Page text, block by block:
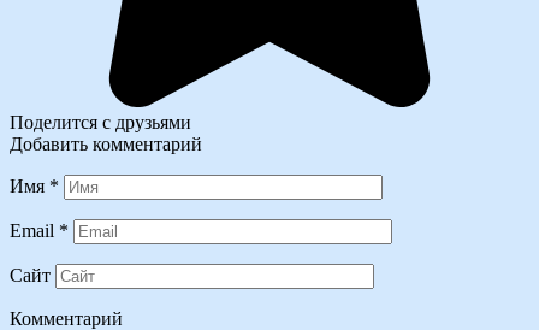
Поделится с друзьями
Добавить комментарий
Имя *
Email *
Сайт
Комментарий